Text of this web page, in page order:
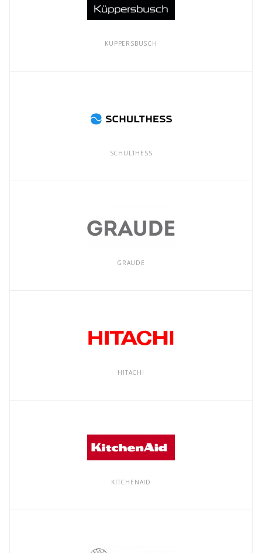
KUPPERSBUSCH
SCHULTHESS
GRAUDE
HITACHI
KITCHENAID